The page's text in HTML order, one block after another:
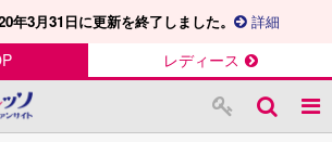
年3月31日に更新を終了しました。 詳細
レディース